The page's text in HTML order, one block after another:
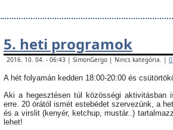
5. heti programok
2016. 10. 04. - 06:43 | SimonGergo | Nincs kategória. |
A hét folyamán kedden 18:00-20:00 és
Aki a hegesztésen túl közösségi aktivitásban
erre. 20 órától ismét estebédet szervezünk, a
és a virslit (kenyér, ketchup, mustár..)
lehet!